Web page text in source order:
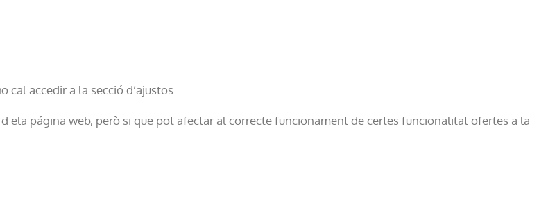
accedir a la secció d’ajustos.
ela página web, però si que pot afectar al correcte funcionament de certes funcionalitat ofertes a la